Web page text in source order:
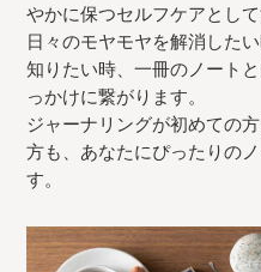
やかに保つセルフケアとし
日々のモヤモヤを解消した
知りたい時、一冊のノート
っかけに繋がります。
ジャーナリングが初めての
方も、あなたにぴったりの
す。